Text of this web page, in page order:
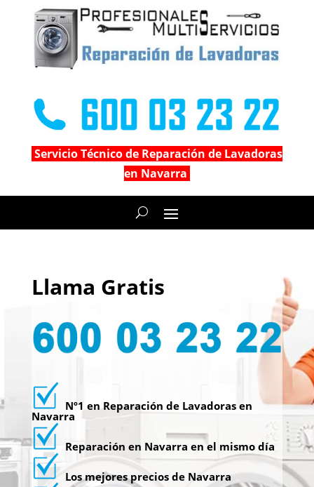
Servicio Técnico de Reparación de Lavadoras
en Navarra
Llama Gratis
Nº1 en Reparación de Lavadoras en
Navarra
Reparación en Navarra en el mismo día
Los mejores precios de Navarra